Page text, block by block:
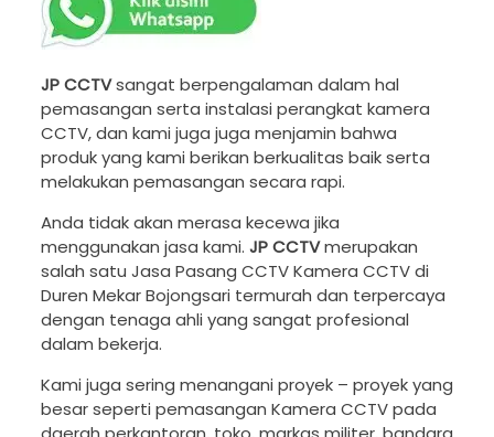
JP CCTVsangat berpengalaman dalam hal
pemasangan serta instalasi perangkat kamera
CCTV, dan kami juga juga menjamin bahwa
produk yang kami berikan berkualitas baik serta
melakukan pemasangan secara rapi.
Anda tidak akan merasa kecewa jika
menggunakan jasa kami. JP CCTVmerupakan
salah satu Jasa Pasang CCTV Kamera CCTV di
Duren Mekar Bojongsari termurah dan terpercaya
dengan tenaga ahli yang sangat profesional
dalam bekerja.
Kami juga sering menangani proyek – proyek yang
besar seperti pemasangan Kamera CCTV pada